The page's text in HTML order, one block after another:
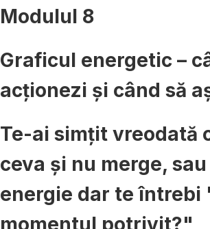
Modulul 8
Graficul energetic –
acționezi și când să
Te-ai simțit vreodată
ceva și nu merge, sau
energie dar te întrebi
momentul potrivit?"